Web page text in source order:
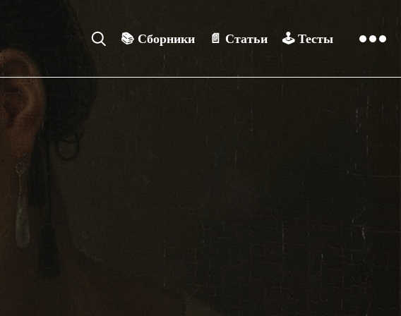
📚 Сборники 📄 Статьи 🕹️ Тесты